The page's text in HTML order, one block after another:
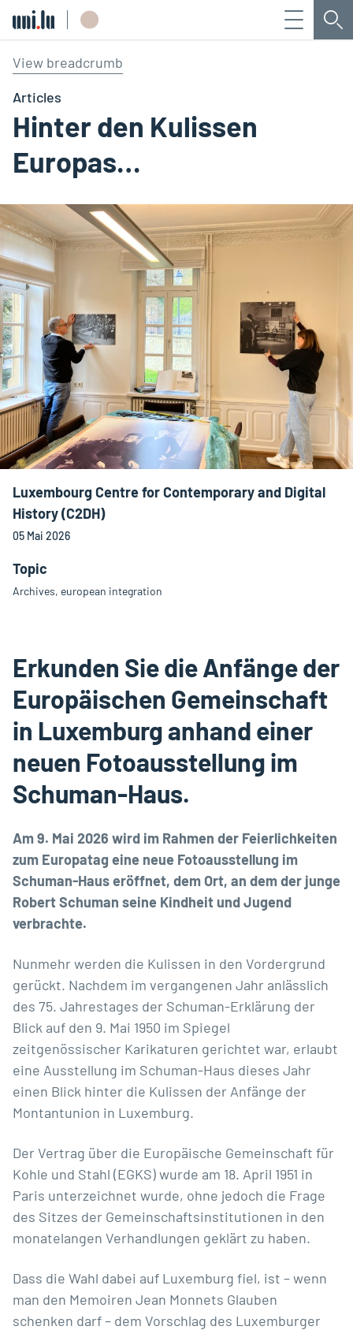
Menü
View breadcrumb
Articles
Hinter den Kulissen
Europas…
Luxembourg Centre for Contemporary and Digital
History (C2DH)
05 Mai 2026
Topic
Archives, european integration
Erkunden Sie die Anfänge der
Europäischen Gemeinschaft
in Luxemburg anhand einer
neuen Fotoausstellung im
Schuman-Haus.
Am 9. Mai 2026 wird im Rahmen der Feierlichkeiten
zum Europatag eine neue Fotoausstellung im
Schuman-Haus eröffnet, dem Ort, an dem der junge
Robert Schuman seine Kindheit und Jugend
verbrachte.
Nunmehr werden die Kulissen in den Vordergrund
gerückt. Nachdem im vergangenen Jahr anlässlich
des 75. Jahrestages der Schuman-Erklärung der
Blick auf den 9. Mai 1950 im Spiegel
zeitgenössischer Karikaturen gerichtet war, erlaubt
eine Ausstellung im Schuman-Haus dieses Jahr
einen Blick hinter die Kulissen der Anfänge der
Montantunion in Luxemburg.
Der Vertrag über die Europäische Gemeinschaft für
Kohle und Stahl (EGKS) wurde am 18. April 1951 in
Paris unterzeichnet wurde, ohne jedoch die Frage
des Sitzes der Gemeinschaftsinstitutionen in den
monatelangen Verhandlungen geklärt zu haben.
Dass die Wahl dabei auf Luxemburg fiel, ist – wenn
man den Memoiren Jean Monnets Glauben
schenken darf – dem Vorschlag des Luxemburger